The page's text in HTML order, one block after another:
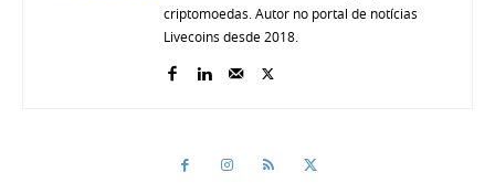
criptomoedas. Autor no portal de notícias
Livecoins desde 2018.